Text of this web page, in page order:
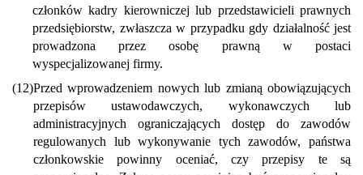
członków kadry kierowniczej lub przedstawicieli prawnych
przedsiębiorstw, zwłaszcza w przypadku gdy działalność jest
prowadzona przez osobę prawną w postaci
wyspecjalizowanej firmy.
(12)Przed wprowadzeniem nowych lub zmianą obowiązujących
przepisów ustawodawczych, wykonawczych lub
administracyjnych ograniczających dostęp do zawodów
regulowanych lub wykonywanie tych zawodów, państwa
członkowskie powinny oceniać, czy przepisy te są